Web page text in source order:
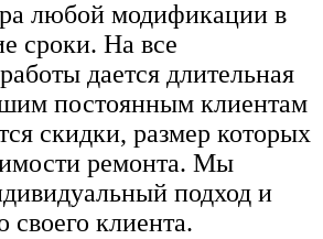
любой модификации в
сроки. На все
дается длительная
постоянным клиентам
скидки, размер которых
ремонта. Мы
подход и
клиента.